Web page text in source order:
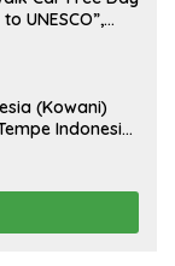
UNESCO”,
(Kowani)
Indonesia